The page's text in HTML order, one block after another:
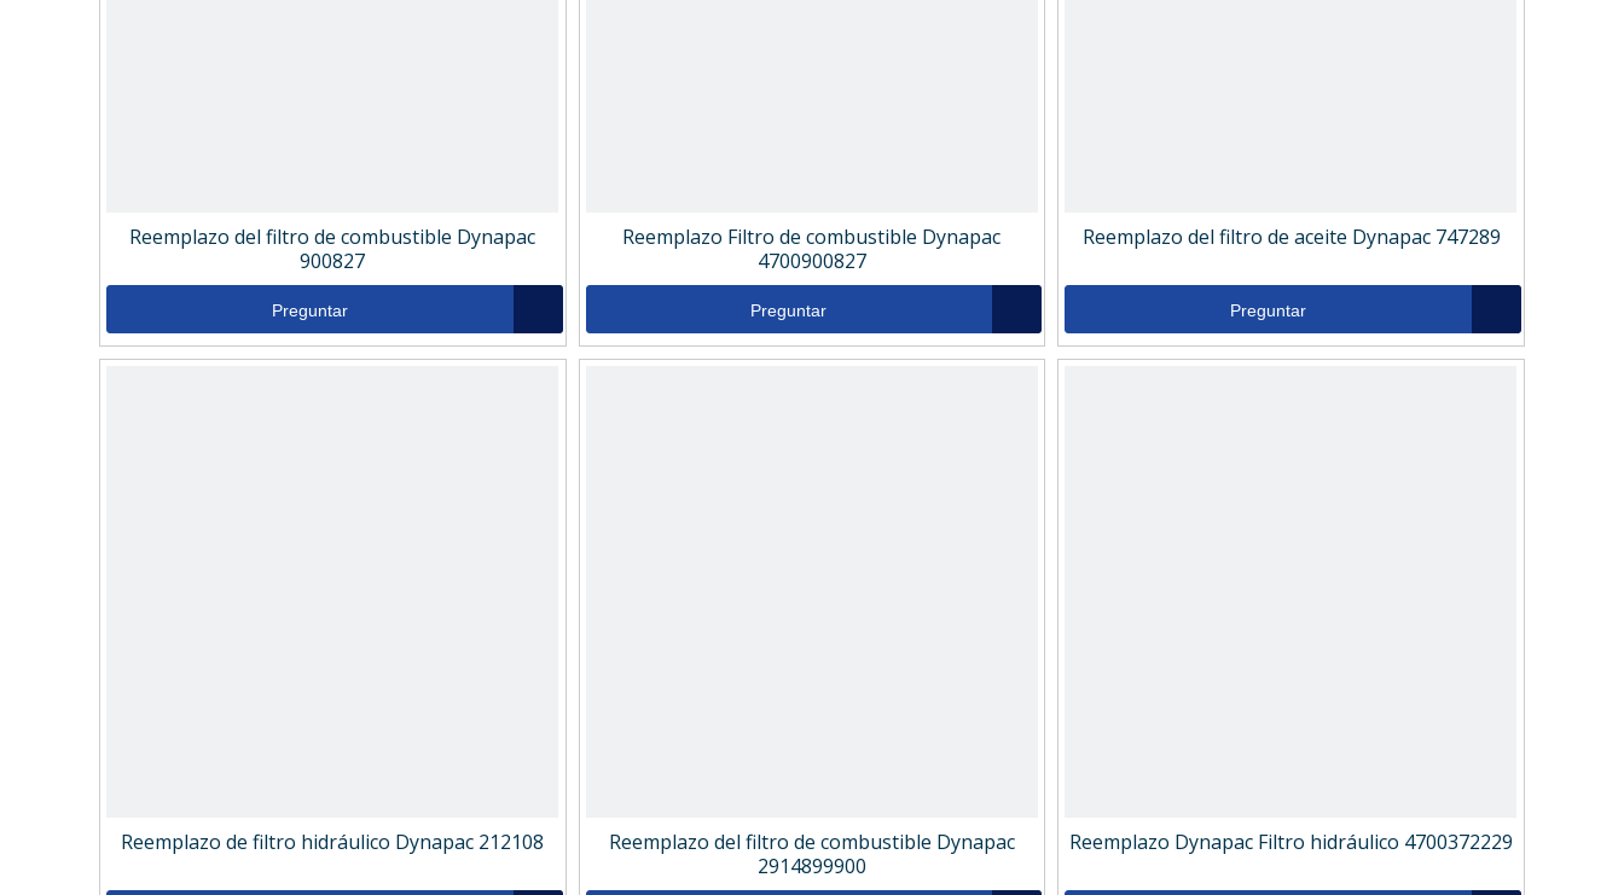
Reemplazo del filtro de combustible Dynapac
900827
Preguntar
Reemplazo Filtro de combustible Dynapac
4700900827
Preguntar
Reemplazo del filtro de aceite Dynapac 747289
Preguntar
Reemplazo de filtro hidráulico Dynapac 212108
Reemplazo del filtro de combustible Dynapac
2914899900
Reemplazo Dynapac Filtro hidráulico 4700372229